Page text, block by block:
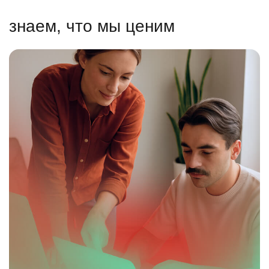
знаем, что мы ценим